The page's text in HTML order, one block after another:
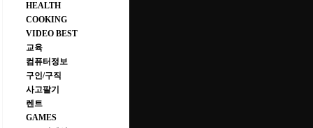
HEALTH
COOKING
VIDEO BEST
교육
컴퓨터정보
구인/구직
사고팔기
렌트
GAMES